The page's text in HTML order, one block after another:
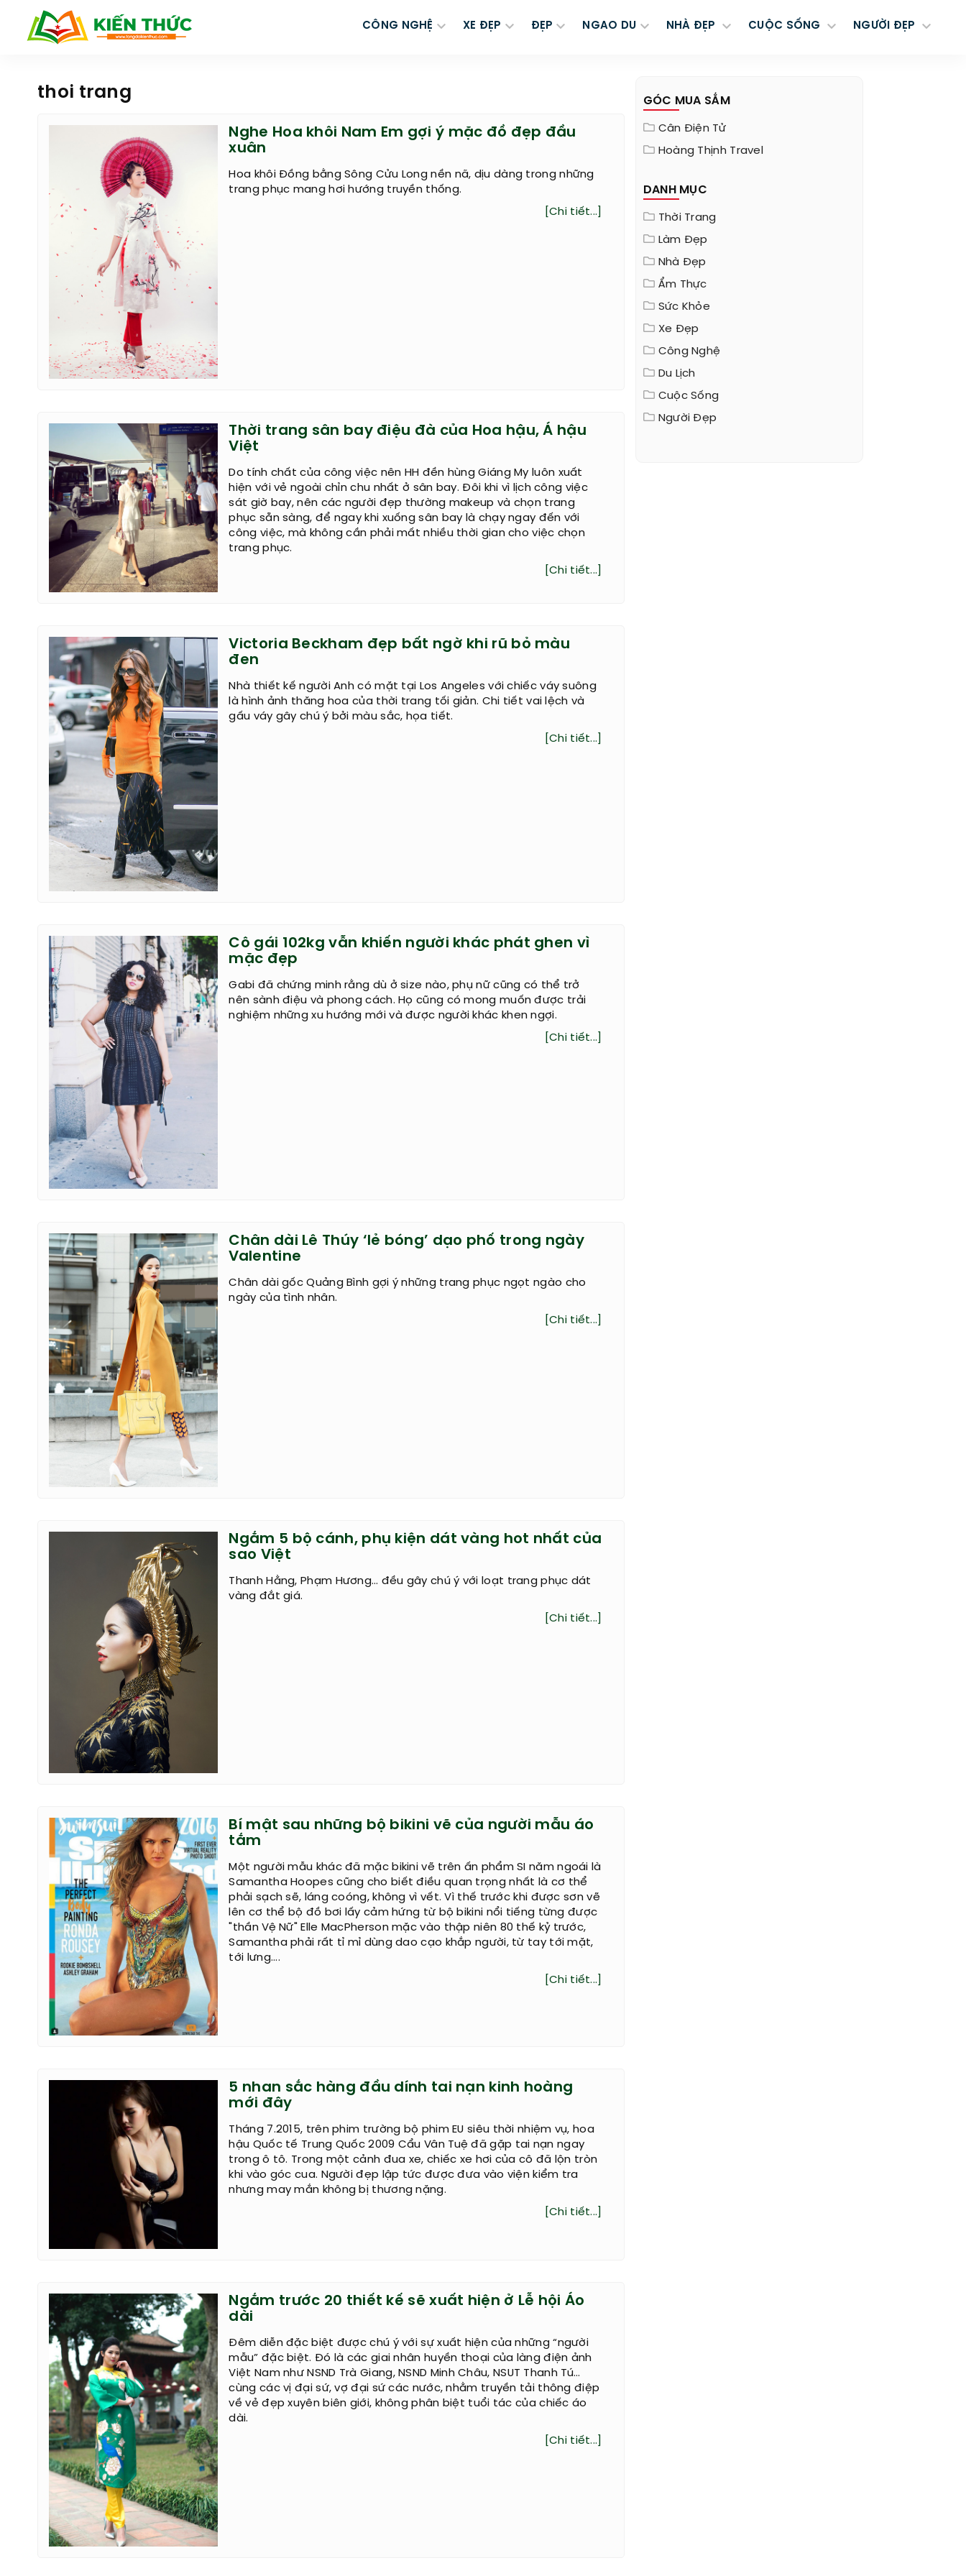
CÔNG NGHỆ XE ĐẸP ĐẸP NGAO DU NHÀ ĐẸP CUỘC SỐNG NGƯỜI ĐẸP
thoi trang
Nghe Hoa khôi Nam Em gợi ý mặc đồ đẹp đầu
xuân
Hoa khôi Đồng bằng Sông Cửu Long nền nã, dịu dàng trong những
trang phục mang hơi hướng truyền thống.
[Chi tiết...]
Thời trang sân bay điệu đà của Hoa hậu, Á hậu
Việt
Do tính chất của công việc nên HH đền hùng Giáng My luôn xuất
hiện với vẻ ngoài chỉn chu nhất ở sân bay. Đôi khi vì lịch công việc
sát giờ bay, nên các người đẹp thường makeup và chọn trang
phục sẵn sàng, để ngay khi xuống sân bay là chạy ngay đến với
công việc, mà không cần phải mất nhiều thời gian cho việc chọn
trang phục.
[Chi tiết...]
Victoria Beckham đẹp bất ngờ khi rũ bỏ màu
đen
Nhà thiết kế người Anh có mặt tại Los Angeles với chiếc váy suông
là hình ảnh thăng hoa của thời trang tối giản. Chi tiết vai lệch và
gấu váy gây chú ý bởi màu sắc, họa tiết.
[Chi tiết...]
Cô gái 102kg vẫn khiến người khác phát ghen vì
mặc đẹp
Gabi đã chứng minh rằng dù ở size nào, phụ nữ cũng có thể trở
nên sành điệu và phong cách. Họ cũng có mong muốn được trải
nghiệm những xu hướng mới và được người khác khen ngợi.
[Chi tiết...]
Chân dài Lê Thúy ‘lẻ bóng’ dạo phố trong ngày
Valentine
Chân dài gốc Quảng Bình gợi ý những trang phục ngọt ngào cho
ngày của tình nhân.
[Chi tiết...]
Ngắm 5 bộ cánh, phụ kiện dát vàng hot nhất của
sao Việt
Thanh Hằng, Phạm Hương… đều gây chú ý với loạt trang phục dát
vàng đắt giá.
[Chi tiết...]
Bí mật sau những bộ bikini vẽ của người mẫu áo
tắm
Một người mẫu khác đã mặc bikini vẽ trên ấn phẩm SI năm ngoái là
Samantha Hoopes cũng cho biết điều quan trọng nhất là cơ thể
phải sạch sẽ, láng coóng, không vì vết. Vì thế trước khi được sơn vẽ
lên cơ thể bộ đồ bơi lấy cảm hứng từ bộ bikini nổi tiếng từng được
"thần Vệ Nữ" Elle MacPherson mặc vào thập niên 80 thế kỷ trước,
Samantha phải rất tỉ mỉ dùng dao cạo khắp người, từ tay tới mặt,
tới lưng....
[Chi tiết...]
5 nhan sắc hàng đầu dính tai nạn kinh hoàng
mới đây
Tháng 7.2015, trên phim trường bộ phim EU siêu thời nhiệm vụ, hoa
hậu Quốc tế Trung Quốc 2009 Cẩu Vân Tuệ đã gặp tai nạn ngay
trong ô tô. Trong một cảnh đua xe, chiếc xe hơi của cô đã lộn tròn
khi vào góc cua. Người đẹp lập tức được đưa vào viện kiểm tra
nhưng may mắn không bị thương nặng.
[Chi tiết...]
Ngắm trước 20 thiết kế sẽ xuất hiện ở Lễ hội Áo
dài
Đêm diễn đặc biệt được chú ý với sự xuất hiện của những “người
mẫu” đặc biệt. Đó là các giai nhân huyền thoại của làng điện ảnh
Việt Nam như NSND Trà Giang, NSND Minh Châu, NSUT Thanh Tú…
cùng các vị đại sứ, vợ đại sứ các nước, nhằm truyền tải thông điệp
về vẻ đẹp xuyên biên giới, không phân biệt tuổi tác của chiếc áo
dài.
[Chi tiết...]
GÓC MUA SẮM
Cân Điện Tử
Hoàng Thịnh Travel
DANH MỤC
Thời Trang
Làm Đẹp
Nhà Đẹp
Ẩm Thực
Sức Khỏe
Xe Đẹp
Công Nghệ
Du Lịch
Cuộc Sống
Người Đẹp